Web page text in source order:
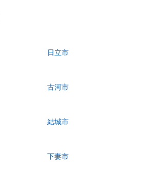
日立市
古河市
結城市
下妻市